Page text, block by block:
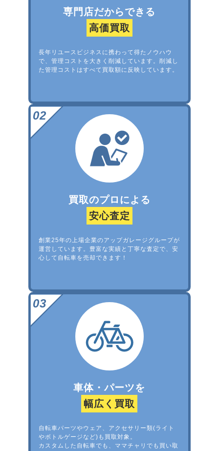
専門店だからできる
高価買取
長年リユースビジネスに携わって得たノウハウ
で、管理コストを大きく削減しています。削減し
た管理コストはすべて買取額に反映しています。
買取のプロによる
安心査定
創業25年の上場企業のアップガレージグループが
運営しています。豊富な実績と丁寧な査定で、安
心して自転車を売却できます！
車体・パーツを
幅広く買取
自転車パーツやウェア、アクセサリー類(ライト
やボトルゲージなど)も買取対象。
カスタムした自転車でも、ママチャリでも買い取